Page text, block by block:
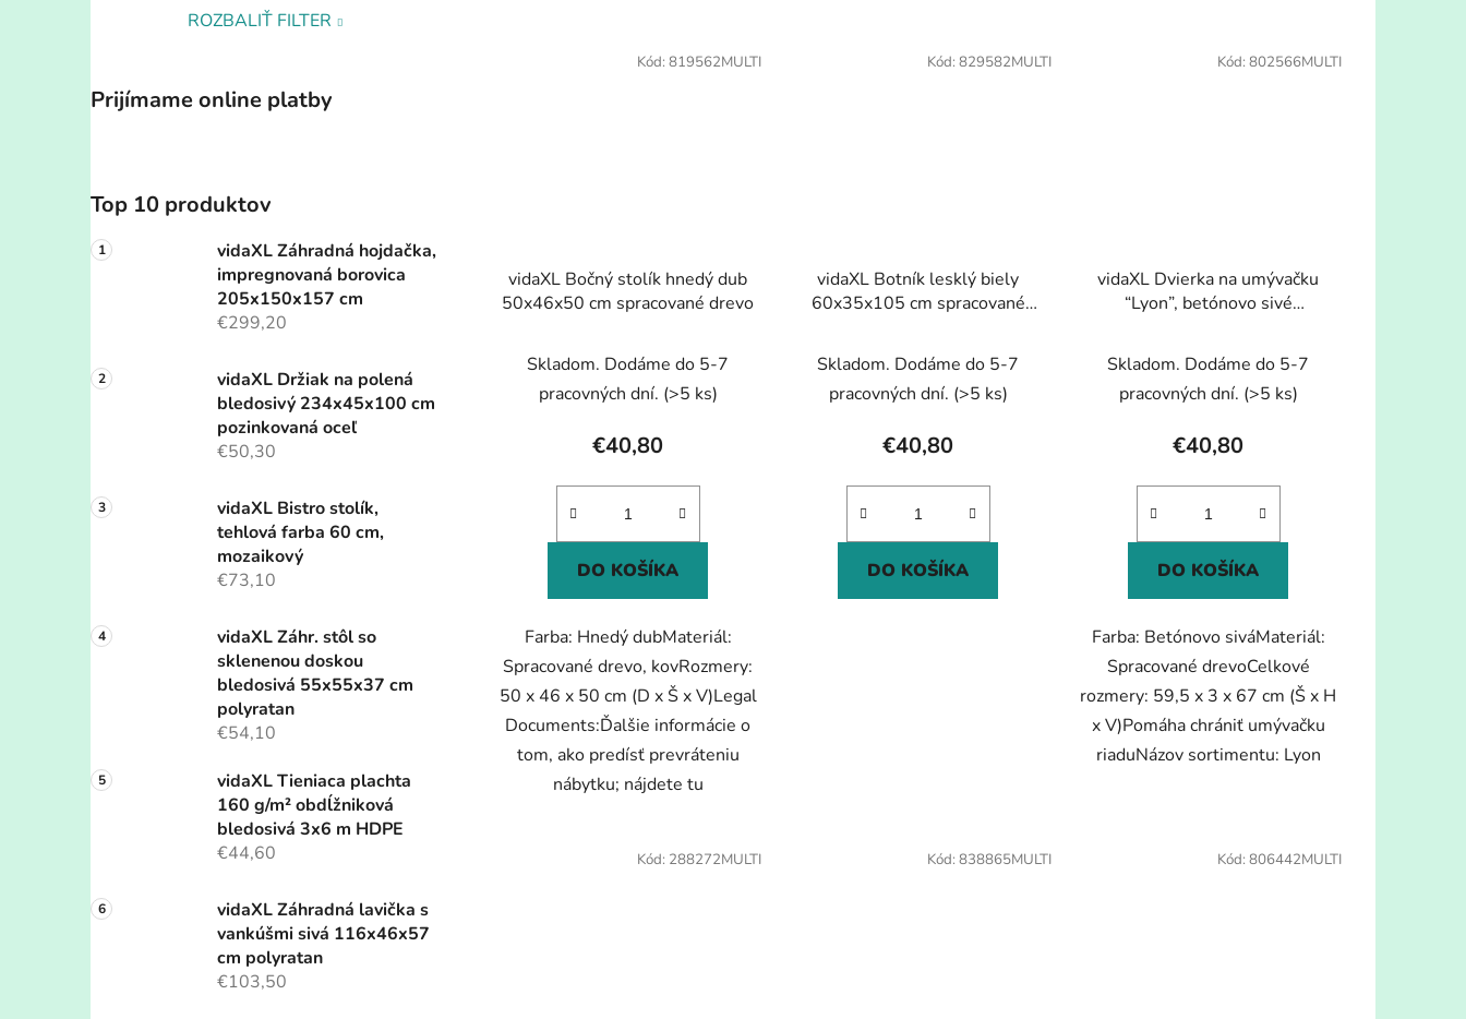
ROZBALIŤ FILTER
Prijímame online platby
Top 10 produktov
vidaXL Záhradná hojdačka,
impregnovaná borovica
205x150x157 cm
€299,20
vidaXL Držiak na polená
bledosivý 234x45x100 cm
pozinkovaná oceľ
€50,30
vidaXL Bistro stolík,
tehlová farba 60 cm,
mozaikový
€73,10
vidaXL Záhr. stôl so
sklenenou doskou
bledosivá 55x55x37 cm
polyratan
€54,10
vidaXL Tieniaca plachta
160 g/m² obdĺžniková
bledosivá 3x6 m HDPE
€44,60
vidaXL Záhradná lavička s
vankúšmi sivá 116x46x57
cm polyratan
€103,50
vidaXL Bočný stolík hnedý dub
50x46x50 cm spracované drevo
Skladom. Dodáme do 5-7
pracovných dní. (>5 ks)
€40,80
DO KOŠÍKA
Farba: Hnedý dubMateriál:
Spracované drevo, kovRozmery:
50 x 46 x 50 cm (D x Š x V)Legal
Documents:Ďalšie informácie o
tom, ako predísť prevráteniu
nábytku; nájdete tu
Kód: 819562MULTI
vidaXL Botník lesklý biely
60x35x105 cm spracované
Skladom. Dodáme do 5-7
pracovných dní. (>5 ks)
€40,80
DO KOŠÍKA
Kód: 829582MULTI
vidaXL Dvierka na umývačku
“Lyon”, betónovo sivé
Skladom. Dodáme do 5-7
pracovných dní. (>5 ks)
€40,80
DO KOŠÍKA
Farba: Betónovo siváMateriál:
Spracované drevoCelkové
rozmery: 59,5 x 3 x 67 cm (Š x H
x V)Pomáha chrániť umývačku
riaduNázov sortimentu: Lyon
Kód: 802566MULTI
Kód: 288272MULTI Kód: 838865MULTI Kód: 806442MULTI